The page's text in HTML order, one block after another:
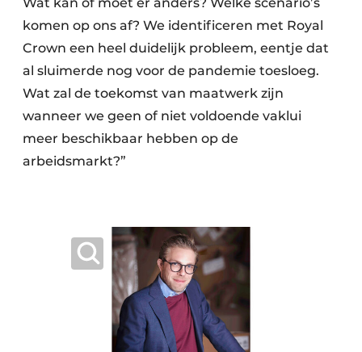
komen op ons af? We identificeren met Royal
Crown een heel duidelijk probleem, eentje dat
al sluimerde nog voor de pandemie toesloeg.
Wat zal de toekomst van maatwerk zijn
wanneer we geen of niet voldoende vaklui
meer beschikbaar hebben op de
arbeidsmarkt?”